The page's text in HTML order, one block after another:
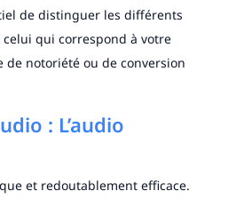
de distinguer les différents
qui correspond à votre
de notoriété ou de conversion
: L’audio
et redoutablement efficace.